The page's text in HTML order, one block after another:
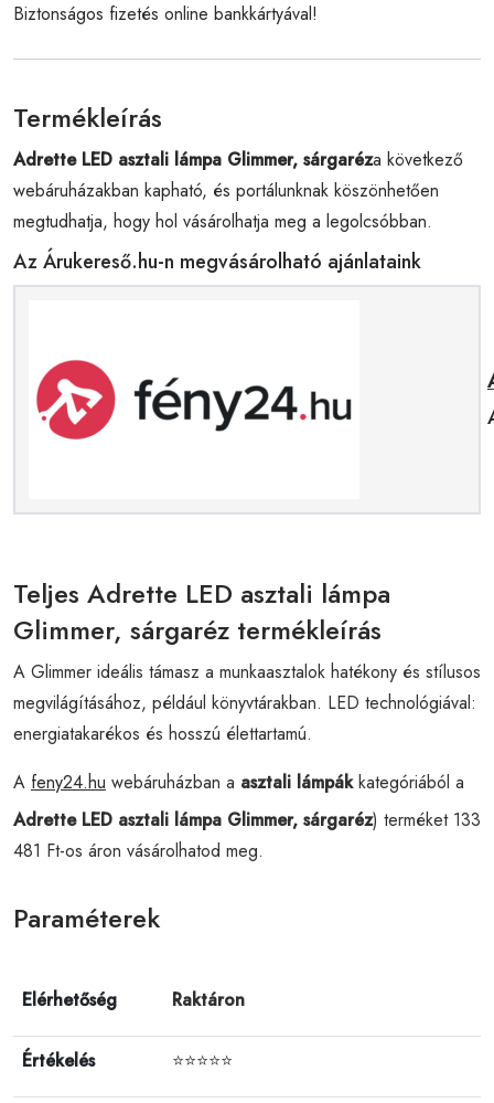
Biztonságos fizetés online bankkártyával!
Termékleírás
Adrette LED asztali lámpa Glimmer, sárgaréza következő
webáruházakban kapható, és portálunknak köszönhetően
megtudhatja, hogy hol vásárolhatja meg a legolcsóbban.
Az Árukereső.hu-n megvásárolható ajánlataink
Teljes Adrette LED asztali lámpa
Glimmer, sárgaréz termékleírás
A Glimmer ideális támasz a munkaasztalok hatékony és stílusos
megvilágításához, például könyvtárakban. LED technológiával:
energiatakarékos és hosszú élettartamú.
A feny24.hu webáruházban a asztali lámpákkategóriából a
Adrette LED asztali lámpa Glimmer, sárgaréz) terméket 133
481 Ft-os áron vásárolhatod meg.
Paraméterek
Elérhetőség Raktáron
Értékelés ⭐⭐⭐⭐⭐